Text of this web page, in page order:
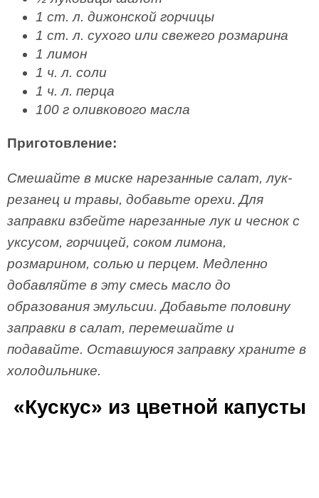
1 ст. л. дижонской горчицы
1 ст. л. сухого или свежего розмарина
1 лимон
1 ч. л. соли
1 ч. л. перца
100 г оливкового масла
Приготовление:
Смешайте в миске нарезанные салат, лук-
резанец и травы, добавьте орехи. Для
заправки взбейте нарезанные лук и чеснок с
уксусом, горчицей, соком лимона,
розмарином, солью и перцем. Медленно
добавляйте в эту смесь масло до
образования эмульсии. Добавьте половину
заправки в салат, перемешайте и
подавайте. Оставшуюся заправку храните в
холодильнике.
«Кускус» из цветной капусты